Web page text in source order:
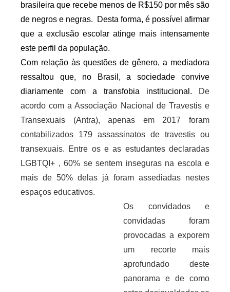
brasileira que recebe menos de R$150 por mês são
de negros e negras.  Desta forma, é possível afirmar
que a exclusão escolar atinge mais intensamente
este perfil da população.
Com relação às questões de gênero, a mediadora
ressaltou que, no Brasil, a sociedade convive
diariamente com a transfobia institucional.
De
acordo com a Associação Nacional de Travestis e
Transexuais (Antra), apenas em 2017 foram
contabilizados 179 assassinatos de travestis ou
transexuais. Entre os e as estudantes declaradas
LGBTQI+ , 60% se sentem inseguras na escola e
mais de 50% delas já foram assediadas nestes
espaços educativos.
Os convidados e
convidadas foram
provocadas a exporem
um recorte mais
aprofundado deste
panorama e de como